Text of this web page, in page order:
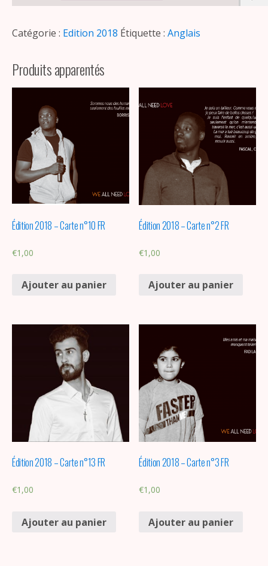
Catégorie : Edition 2018 Étiquette : Anglais
Produits apparentés
Édition 2018 – Carte n°10 FR
€1,00
Ajouter au panier
Édition 2018 – Carte n°2 FR
€1,00
Ajouter au panier
Édition 2018 – Carte n°13 FR
€1,00
Ajouter au panier
Édition 2018 – Carte n°3 FR
€1,00
Ajouter au panier